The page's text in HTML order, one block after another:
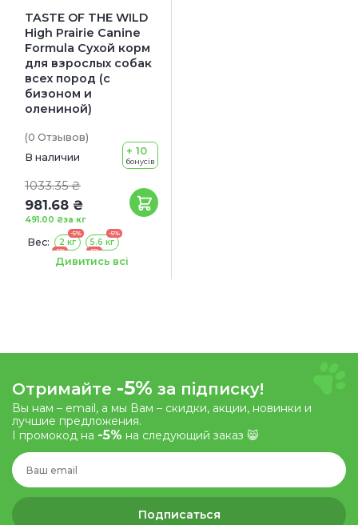
TASTE OF THE WILD
High Prairie Canine
Formula Сухой корм
для взрослых собак
всех пород (с
бизоном и
олениной)
(0 Отзывов)
В наличии
1033.35 ₴
981.68 ₴
за кг
491.00 ₴
+ 10
бонусів
Вес:
-5%
2 кг
-5%
5.6 кг
-5%
12.2 кг
-5%
18 кг
Дивитись всі
Отримайте -5% за підписку!
Вы нам – email, а мы Вам – скидки, акции, новинки и
лучшие предложения.
І промокод на -5% на следующий заказ 😸
Подписаться